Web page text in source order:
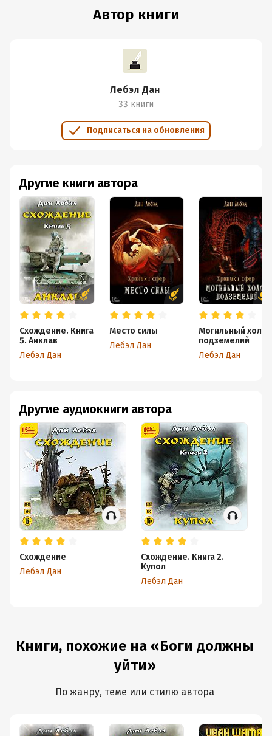
Автор книги
Лебэл Дан
33 книги
Подписаться на обновления
Другие книги автора
Схождение. Книга
5. Анклав
Лебэл Дан
Место силы
Лебэл Дан
Могильный холод
подземелий
Лебэл Дан
Другие аудиокниги автора
Схождение
Лебэл Дан
Схождение. Книга 2.
Купол
Лебэл Дан
Книги, похожие на «Боги должны
уйти»
По жанру, теме или стилю автора